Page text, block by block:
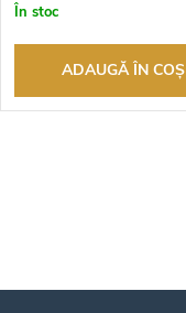
În stoc
ADAUGĂ ÎN COŞ